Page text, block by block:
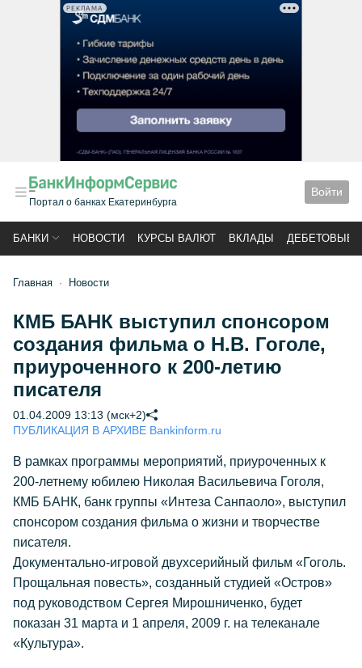
РЕКЛАМА
Портал о банках Екатеринбурга
Войти
БАНКИ НОВОСТИ КУРСЫ ВАЛЮТ ВКЛАДЫ ДЕБЕТОВЫЕ
Главная Новости
КМБ БАНК выступил спонсором
создания фильма о Н.В. Гоголе,
приуроченного к 200-летию
писателя
01.04.2009 13:13 (мск+2)
ПУБЛИКАЦИЯ В АРХИВЕ Bankinform.ru
В рамках программы мероприятий, приуроченных к
200-летнему юбилею Николая Васильевича Гоголя,
КМБ БАНК, банк группы «Интеза Санпаоло», выступил
спонсором создания фильма о жизни и творчестве
писателя.
Документально-игровой двухсерийный фильм «Гоголь.
Прощальная повесть», созданный студией «Остров»
под руководством Сергея Мирошниченко, будет
показан 31 марта и 1 апреля, 2009 г. на телеканале
«Культура».